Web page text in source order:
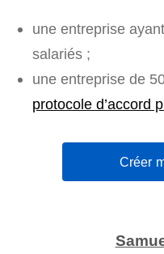
une entreprise
salariés ;
une entreprise de
protocole d’accord
Créer